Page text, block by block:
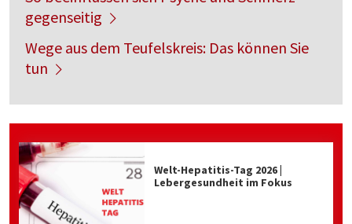
gegenseitig
Wege aus dem Teufelskreis: Das können Sie
tun
Welt-Hepatitis-Tag 2026 |
Lebergesundheit im Fokus